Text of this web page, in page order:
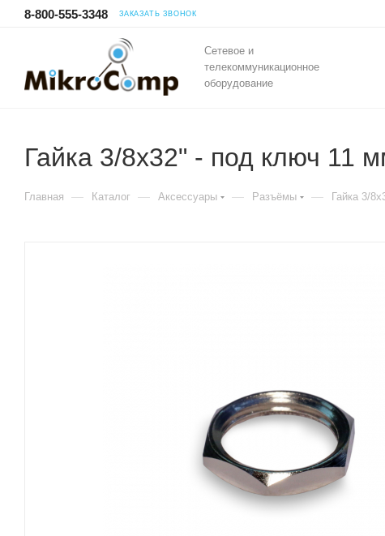
8-800-555-3348 ЗАКАЗАТЬ ЗВОНОК
Сетевое и
телекоммуникационное
оборудование
Гайка 3/8х32" - под ключ 11
Главная — Каталог — Аксессуары — Разъёмы — Гайка 3/